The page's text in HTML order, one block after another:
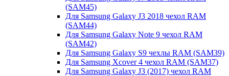
(SAM45)
Для Samsung Galaxy J3 2018 чехол RAM
(SAM44)
Для Samsung Galaxy Note 9 чехол RAM
(SAM42)
Для Samsung Galaxy S9 чехлы RAM (SAM39)
Для Samsung Xcover 4 чехол RAM (SAM37)
Для Samsung Galaxy J3 (2017) чехол RAM